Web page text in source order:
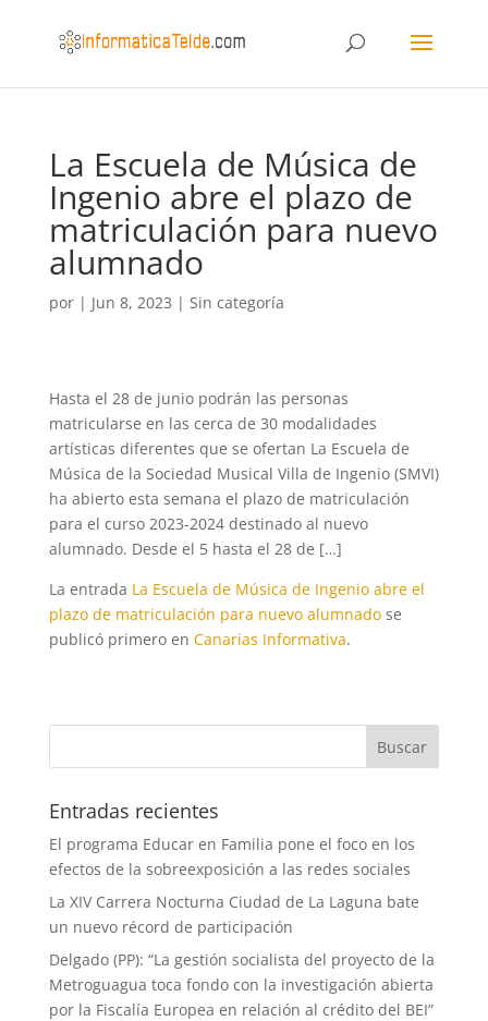
La Escuela de Música de
Ingenio abre el plazo de
matriculación para nuevo
alumnado
por | Jun 8, 2023 | Sin categoría
Hasta el 28 de junio podrán las personas
matricularse en las cerca de 30 modalidades
artísticas diferentes que se ofertan La Escuela de
Música de la Sociedad Musical Villa de Ingenio (SMVI)
ha abierto esta semana el plazo de matriculación
para el curso 2023-2024 destinado al nuevo
alumnado. Desde el 5 hasta el 28 de […]
La entrada La Escuela de Música de Ingenio abre el
plazo de matriculación para nuevo alumnadose
publicó primero en Canarias Informativa.
Entradas recientes
El programa Educar en Familia pone el foco en los
efectos de la sobreexposición a las redes sociales
La XIV Carrera Nocturna Ciudad de La Laguna bate
un nuevo récord de participación
Delgado (PP): “La gestión socialista del proyecto de la
Metroguagua toca fondo con la investigación abierta
por la Fiscalía Europea en relación al crédito del BEI”